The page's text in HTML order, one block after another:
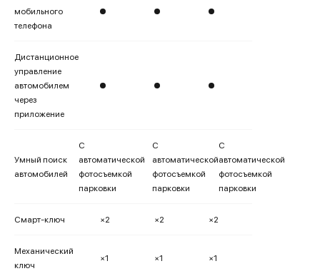
мобильного
телефона
Дистанционное
управление
автомобилем
через
приложение
Умный поиск
автомобилей
С
автоматической
фотосъемкой
парковки
С
автоматической
фотосъемкой
парковки
С
автоматической
фотосъемкой
парковки
Смарт-ключ ×2 ×2 ×2
Механический
ключ
×1 ×1 ×1